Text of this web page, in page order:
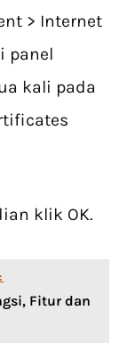
> Internet
panel
kali pada
klik OK.
Fitur dan